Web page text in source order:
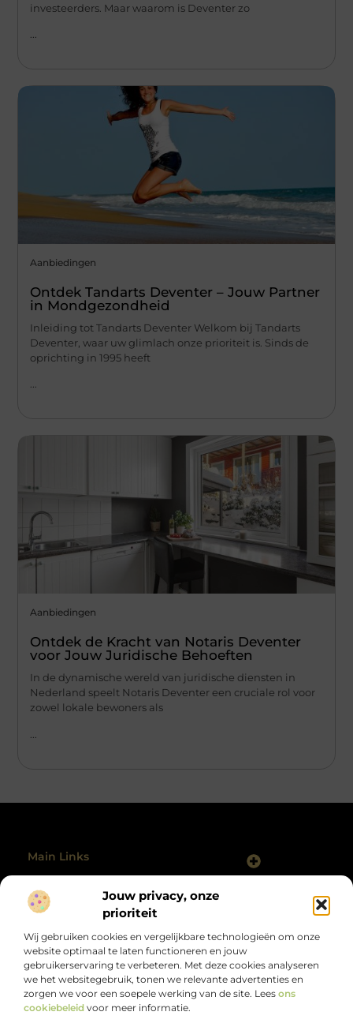
Jouw privacy, onze
prioriteit
Wij gebruiken cookies en vergelijkbare technologieën om onze
website optimaal te laten functioneren en jouw
gebruikerservaring te verbeteren. Met deze cookies analyseren
we het websitegebruik, tonen we relevante advertenties en
zorgen we voor een soepele werking van de site. Lees ons
cookiebeleid voor meer informatie.
investeerders. Maar waarom is Deventer zo
Aanbiedingen
Ontdek Tandarts Deventer – Jouw Partner
in Mondgezondheid
Inleiding tot Tandarts Deventer Welkom bij Tandarts
Deventer, waar uw glimlach onze prioriteit is. Sinds de
oprichting in 1995 heeft
...
Aanbiedingen
Ontdek de Kracht van Notaris Deventer
voor Jouw Juridische Behoeften
In de dynamische wereld van juridische diensten in
Nederland speelt Notaris Deventer een cruciale rol voor
zowel lokale bewoners als
Main Links
@2025 All Right Reserved.
www.polmanclaim.nl.
Bericht categorie